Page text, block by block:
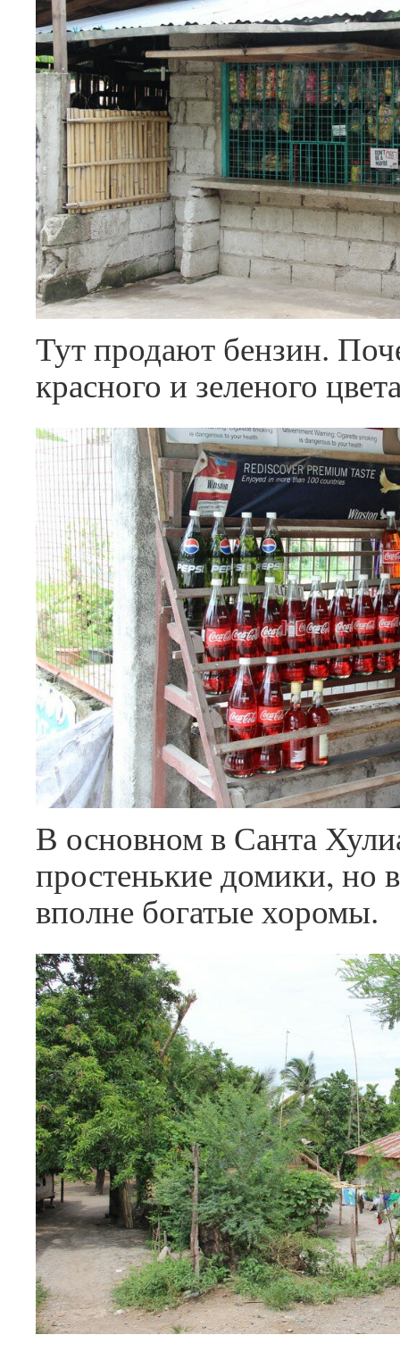
Тут продают бензин.
красного и зеленого
В основном в Санта
простенькие домики, но
вполне богатые хоромы.